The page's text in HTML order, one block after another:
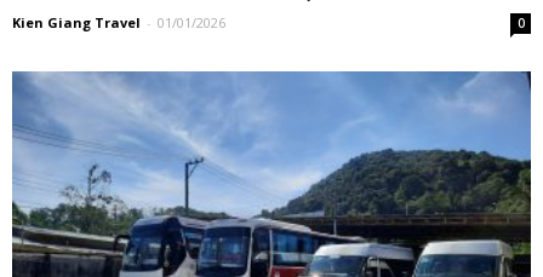
Kien Giang Travel - 01/01/2026 0